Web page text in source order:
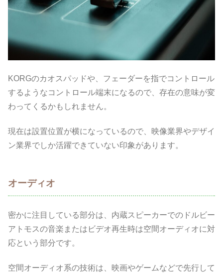
KORGのカオスパッドや、フェーダーを指でコントロール
するようなコントロール端末になるので、存在の意味が変
わってくるかもしれません。
現在は設置位置が横になっているので、映像業界やデザイ
ン業界でしか活躍できていない印象があります。
オーディオ
密かに注目している部分は、内蔵スピーカーでのドルビー
アトモスの音楽またはビデオ再生時は空間オーディオに対
応という部分です。
空間オーディオ系の技術は、映画やゲームなどで先行して